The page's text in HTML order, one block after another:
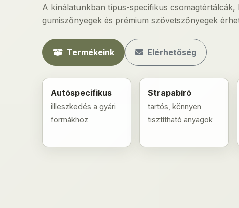
A kínálatunkban típus-specifikus csomagtértálcák,
gumiszőnyegek és prémium szövetszőnyegek
Termékeink Elérhetőség
Autóspecifikus
illleszkedés a gyári
formákhoz
Strapabíró
tartós, könnyen
tisztítható anyagok